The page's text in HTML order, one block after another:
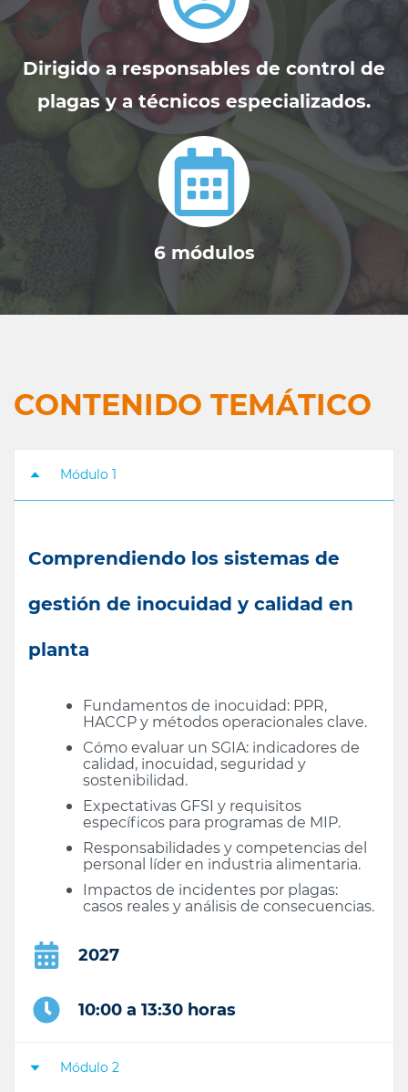
Dirigido a responsables de control de
plagas y a técnicos especializados.
6 módulos
CONTENIDO TEMÁTICO
Módulo 1
Comprendiendo los sistemas de
gestión de inocuidad y calidad en
planta
Fundamentos de inocuidad: PPR,
HACCP y métodos operacionales clave.
Cómo evaluar un SGIA: indicadores de
calidad, inocuidad, seguridad y
sostenibilidad.
Expectativas GFSI y requisitos
específicos para programas de MIP.
Responsabilidades y competencias del
personal líder en industria alimentaria.
Impactos de incidentes por plagas:
casos reales y análisis de consecuencias.
2027
10:00 a 13:30 horas
Módulo 2